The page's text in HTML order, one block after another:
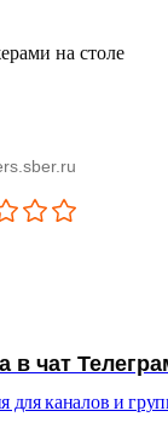
в чат
для каналов и